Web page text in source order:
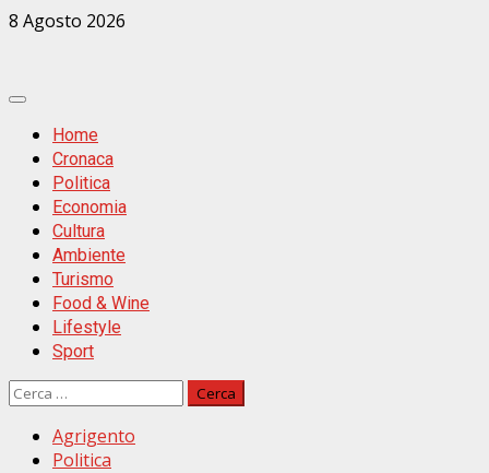
Zum
8 Agosto 2026
Primäres
MenüHome
Cronaca
Politica
Economia
Cultura
Ambiente
Turismo
Food & Wine
Lifestyle
Sport
Ricerca
Agrigento
Politica